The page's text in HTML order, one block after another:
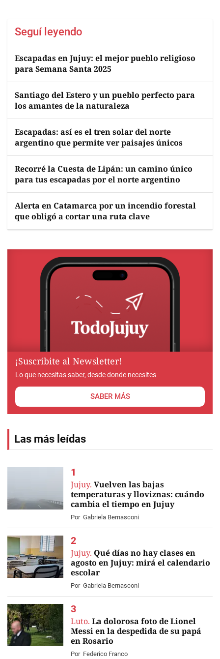
Seguí leyendo
Escapadas en Jujuy: el mejor pueblo religioso
para Semana Santa 2025
Santiago del Estero y un pueblo perfecto para
los amantes de la naturaleza
Escapadas: así es el tren solar del norte
argentino que permite ver paisajes únicos
Recorré la Cuesta de Lipán: un camino único
para tus escapadas por el norte argentino
Alerta en Catamarca por un incendio forestal
que obligó a cortar una ruta clave
¡Suscribite al Newsletter!
Lo que necesitas saber, desde donde necesites
SABER MÁS
Las más leídas
Jujuy. Vuelven las bajas
temperaturas y lloviznas: cuándo
cambia el tiempo en Jujuy
Por Gabriela Bernasconi
Jujuy. Qué días no hay clases en
agosto en Jujuy: mirá el calendario
escolar
Por Gabriela Bernasconi
Luto. La dolorosa foto de Lionel
Messi en la despedida de su papá
en Rosario
Por Federico Franco